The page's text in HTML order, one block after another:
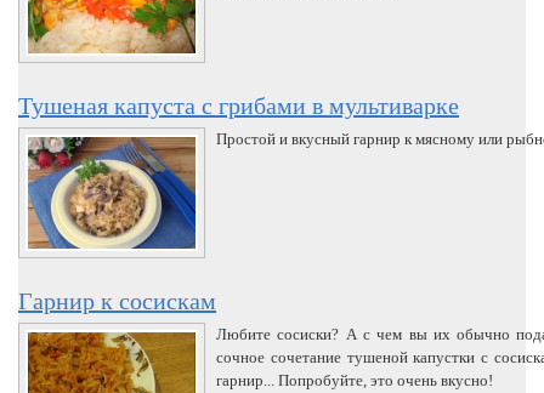
Тушеная капуста с грибами в мультиварке
Простой и вкусный гарнир к мясному или
Гарнир к сосискам
Любите сосиски? А с чем вы их обычно
сочное сочетание тушеной капустки с
гарнир... Попробуйте, это очень вкусно!